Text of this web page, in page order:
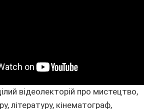
відеолекторій про мистецтво,
літературу, кінематограф,